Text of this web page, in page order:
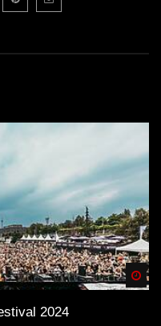
sie am besten
Spendenbutton unter
Auftritte besuchen
hast, kaufe die besten
2024